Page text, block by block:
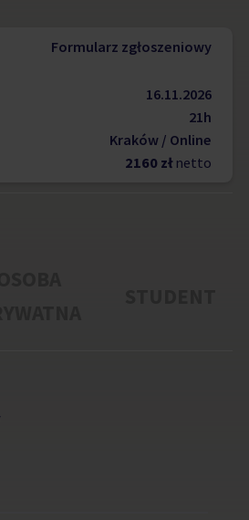
Formularz zgłoszeniowy
16.11.2026
21h
Kraków / Online
2160 zł netto